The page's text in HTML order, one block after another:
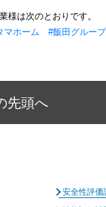
様は次のとおりです。
マホーム #飯田グループ
先頭へ
安全性評価